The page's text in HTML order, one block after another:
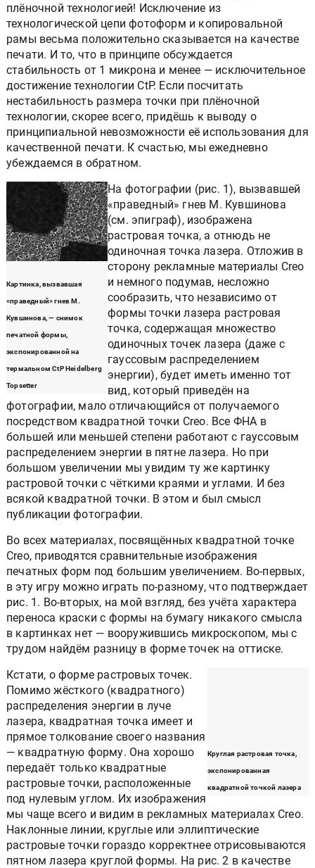
плёночной технологией! Исключение из
технологической цепи фотоформ и копировальной
рамы весьма положительно сказывается на качестве
печати. И то, что в принципе обсуждается
стабильность от 1 микрона и менее — исключительное
достижение технологии CtP. Если посчитать
нестабильность размера точки при плёночной
технологии, скорее всего, придёшь к выводу о
принципиальной невозможности её использования для
качественной печати. К счастью, мы ежедневно
убеждаемся в обратном.
Картинка, вызвавшая
«праведный» гнев М.
Кувшинова, — снимок
печатной формы,
экспонированной на
термальном CtP Heidelberg
Topsetter
На фотографии (рис. 1), вызвавшей
«праведный» гнев М. Кувшинова
(см. эпиграф), изображена
растровая точка, а отнюдь не
одиночная точка лазера. Отложив в
сторону рекламные материалы Creo
и немного подумав, несложно
сообразить, что независимо от
формы точки лазера растровая
точка, содержащая множество
одиночных точек лазера (даже с
гауссовым распределением
энергии), будет иметь именно тот
вид, который приведён на
фотографии, мало отличающийся от получаемого
посредством квадратной точки Creo. Все ФНА в
большей или меньшей степени работают с гауссовым
распределением энергии в пятне лазера. Но при
большом увеличении мы увидим ту же картинку
растровой точки с чёткими краями и углами. И без
всякой квадратной точки. В этом и был смысл
публикации фотографии.
Во всех материалах, посвящённых квадратной точке
Creo, приводятся сравнительные изображения
печатных форм под большим увеличением. Во-первых,
в эту игру можно играть по-разному, что подтверждает
рис. 1. Во-вторых, на мой взгляд, без учёта характера
переноса краски с формы на бумагу никакого смысла
в картинках нет — вооружившись микроскопом, мы с
трудом найдём разницу в форме точек на оттиске.
Круглая растровая точка,
экспонированная
квадратной точкой лазера
Кстати, о форме растровых точек.
Помимо жёсткого (квадратного)
распределения энергии в луче
лазера, квадратная точка имеет и
прямое толкование своего названия
— квадратную форму. Она хорошо
передаёт только квадратные
растровые точки, расположенные
под нулевым углом. Их изображения
мы чаще всего и видим в
рекламных материалах Creo. Наклонные линии,
круглые или эллиптические растровые точки гораздо
корректнее отрисовываются пятном лазера круглой